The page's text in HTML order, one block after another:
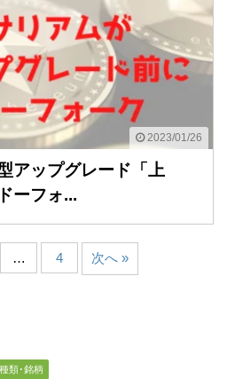
2023/01/26
アップグレード「上
ーフォ...
… 4 次へ »
類･銘柄